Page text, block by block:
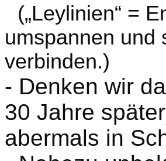
(„Leylinien“ =
umspannen und
verbinden.)
- Denken wir
30 Jahre
abermals in